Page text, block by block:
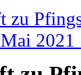
zu
2021